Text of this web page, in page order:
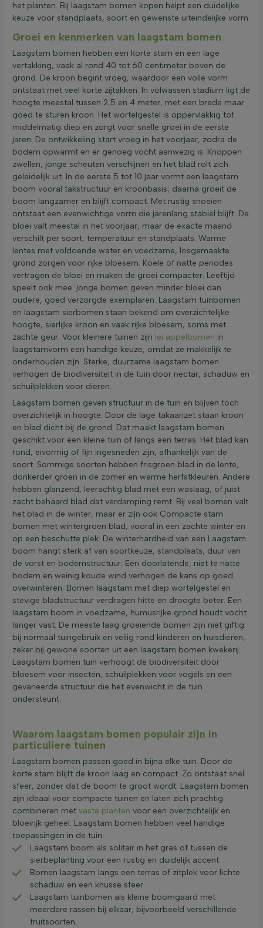
het planten. Bij laagstam bomen kopen helpt een duidelijke
keuze voor standplaats, soort en gewenste uiteindelijke vorm.
Groei en kenmerken van laagstam bomen
Laagstam bomen hebben een korte stam en een lage
vertakking, vaak al rond 40 tot 60 centimeter boven de
grond. De kroon begint vroeg, waardoor een volle vorm
ontstaat met veel korte zijtakken. In volwassen stadium ligt de
hoogte meestal tussen 2,5 en 4 meter, met een brede maar
goed te sturen kroon. Het wortelgestel is oppervlakkig tot
middelmatig diep en zorgt voor snelle groei in de eerste
jaren. De ontwikkeling start vroeg in het voorjaar, zodra de
bodem opwarmt en er genoeg vocht aanwezig is. Knoppen
zwellen, jonge scheuten verschijnen en het blad rolt zich
geleidelijk uit. In de eerste 5 tot 10 jaar vormt een laagstam
boom vooral takstructuur en kroonbasis; daarna groeit de
boom langzamer en blijft compact. Met rustig snoeien
ontstaat een evenwichtige vorm die jarenlang stabiel blijft. De
bloei valt meestal in het voorjaar, maar de exacte maand
verschilt per soort, temperatuur en standplaats. Warme
lentes met voldoende water en voedzame, losgemaakte
grond zorgen voor rijke bloesem. Koele of natte periodes
vertragen de bloei en maken de groei compacter. Leeftijd
speelt ook mee: jonge bomen geven minder bloei dan
oudere, goed verzorgde exemplaren. Laagstam tuinbomen
en laagstam sierbomen staan bekend om overzichtelijke
hoogte, sierlijke kroon en vaak rijke bloesem, soms met
zachte geur. Voor kleinere tuinen zijn lei appelbomen in
laagstamvorm een handige keuze, omdat ze makkelijk te
onderhouden zijn. Sterke, duurzame laagstam bomen
verhogen de biodiversiteit in de tuin door nectar, schaduw en
schuilplekken voor dieren.
Laagstam bomen geven structuur in de tuin en blijven toch
overzichtelijk in hoogte. Door de lage takaanzet staan kroon
en blad dicht bij de grond. Dat maakt laagstam bomen
geschikt voor een kleine tuin of langs een terras. Het blad kan
rond, eivormig of fijn ingesneden zijn, afhankelijk van de
soort. Sommige soorten hebben frisgroen blad in de lente,
donkerder groen in de zomer en warme herfstkleuren. Andere
hebben glanzend, leerachtig blad met een waslaag, of juist
zacht behaard blad dat verdamping remt. Bij veel bomen valt
het blad in de winter, maar er zijn ook Compacte stam
bomen met wintergroen blad, vooral in een zachte winter en
op een beschutte plek. De winterhardheid van een Laagstam
boom hangt sterk af van soortkeuze, standplaats, duur van
de vorst en bodemstructuur. Een doorlatende, niet te natte
bodem en weinig koude wind verhogen de kans op goed
overwinteren. Bomen laagstam met diep wortelgestel en
stevige bladstructuur verdragen hitte en droogte beter. Een
laagstam boom in voedzame, humusrijke grond houdt vocht
langer vast. De meeste laag groeiende bomen zijn niet giftig
bij normaal tuingebruik en veilig rond kinderen en huisdieren,
zeker bij gewone soorten uit een laagstam bomen kwekerij.
Laagstam bomen tuin verhoogt de biodiversiteit door
bloesem voor insecten, schuilplekken voor vogels en een
gevarieerde structuur die het evenwicht in de tuin
ondersteunt.
Waarom laagstam bomen populair zijn in
particuliere tuinen
Laagstam bomen passen goed in bijna elke tuin. Door de
korte stam blijft de kroon laag en compact. Zo ontstaat snel
sfeer, zonder dat de boom te groot wordt. Laagstam bomen
zijn ideaal voor compacte tuinen en laten zich prachtig
combineren met vaste planten voor een overzichtelijk en
bloeirijk geheel. Laagstam bomen hebben veel handige
toepassingen in de tuin:
Laagstam boom als solitair in het gras of tussen de
sierbeplanting voor een rustig en duidelijk accent.
Bomen laagstam langs een terras of zitplek voor lichte
schaduw en een knusse sfeer.
Laagstam tuinbomen als kleine boomgaard met
meerdere rassen bij elkaar, bijvoorbeeld verschillende
fruitsoorten.